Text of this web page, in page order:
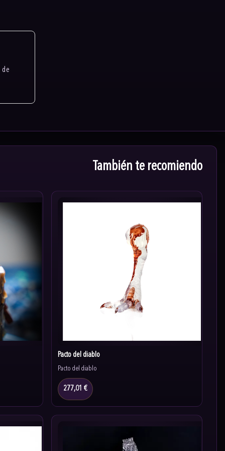
También te recomiendo
Pacto del diablo
Pacto del diablo
277,01 €